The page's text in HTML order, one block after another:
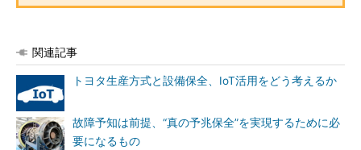
関連記事
トヨタ生産方式と設備保全、IoT活用をどう考えるか
故障予知は前提、“真の予兆保全”を実現するために必
要になるもの